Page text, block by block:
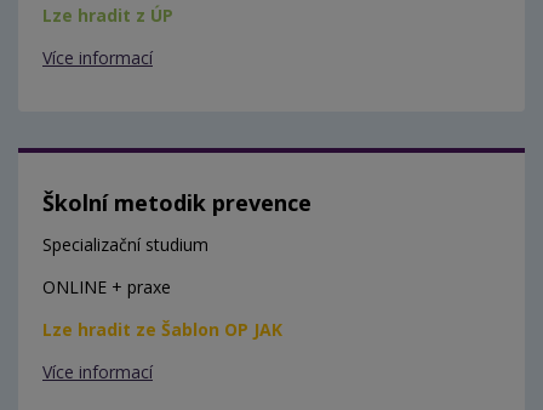
Lze hradit z ÚP
Více informací
Školní metodik prevence
Specializační studium
ONLINE + praxe
Lze hradit ze Šablon OP JAK
Více informací